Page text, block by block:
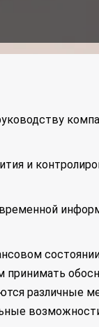
и
принимать
различные